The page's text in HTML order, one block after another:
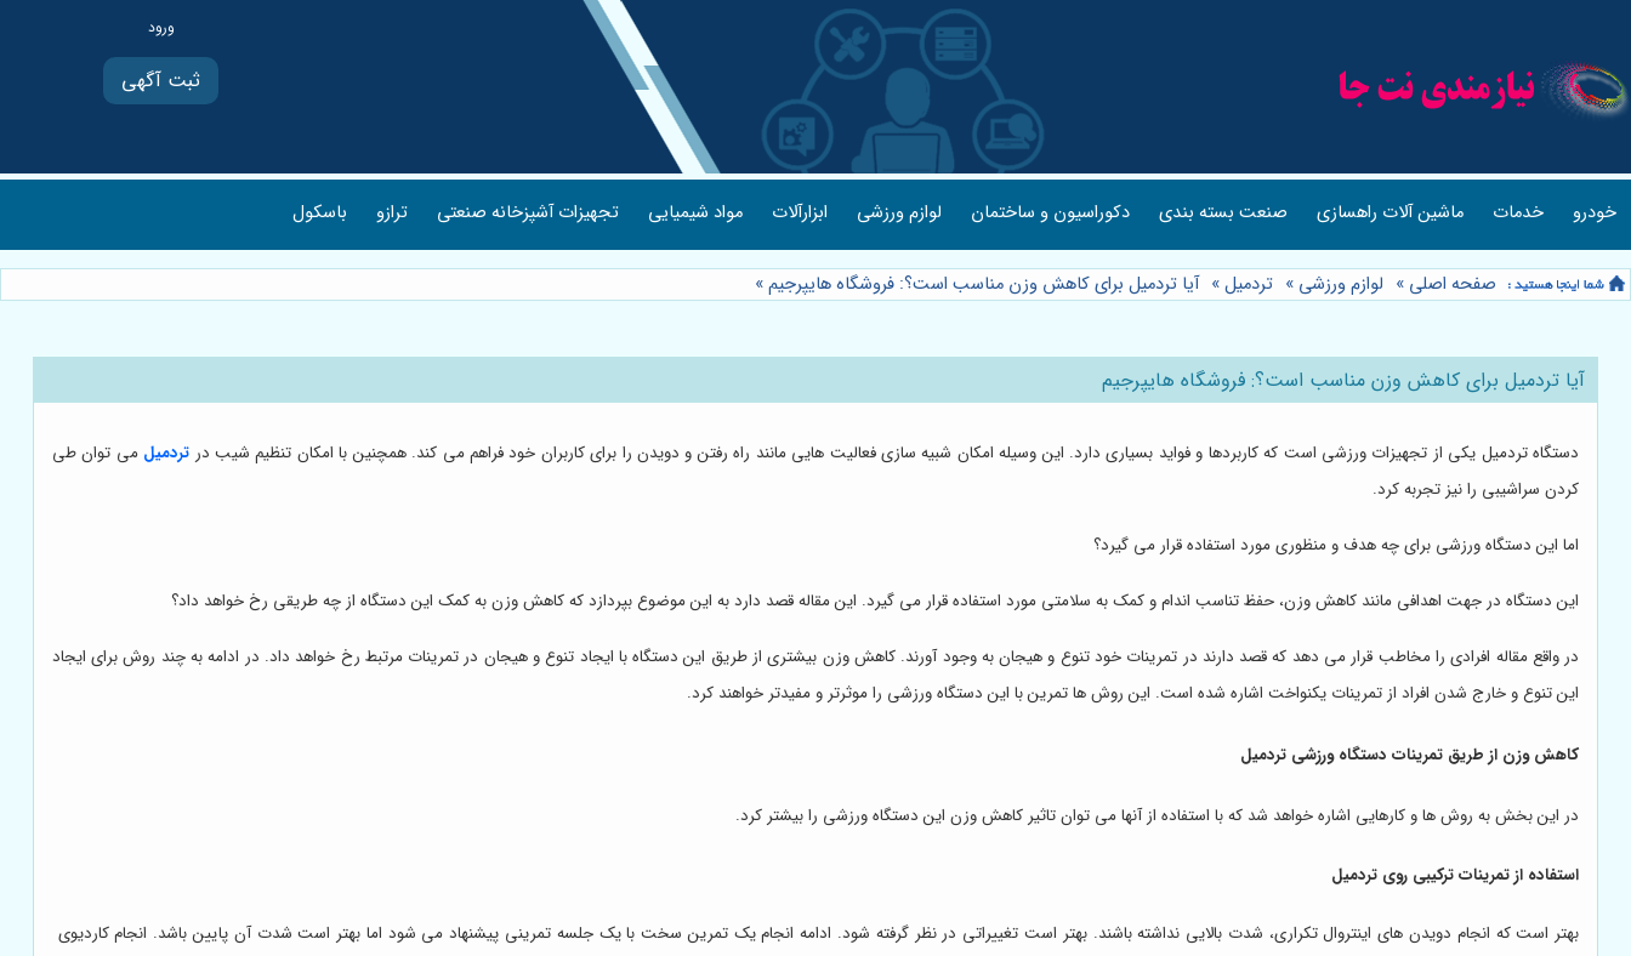
ثبت آگهی
خودرو خدمات ماشین آلات راهسازی صنعت بسته بندی دکوراسیون و ساختمان لوازم ورزشی ابزارآلات مواد شیمیایی تجهیزات آشپزخانه صنعتی ترازو باسکول
صفحه اصلی » لوازم ورزشی » تردمیل» آیا تردمیل برای کاهش وزن مناسب است؟: فروشگاه هایپرجیم»
آیا تردمیل برای کاهش وزن مناسب است؟: فروشگاه هایپرجیم
دستگاه تردمیل یکی از تجهیزات ورزشی است که کاربردها و فواید بسیاری دارد. این وسیله امکان شبیه سازی فعالیت هایی مانند راه رفتن و دویدن را برای کاربران خود فراهم می کند. همچنین با امکان تنظیم شیب در تردمیل می توان طی
کردن سراشیبی را نیز تجربه کرد.
اما این دستگاه ورزشی برای چه هدف و منظوری مورد استفاده قرار می گیرد؟
این دستگاه در جهت اهدافی مانند کاهش وزن، حفظ تناسب اندام و کمک به سلامتی مورد استفاده قرار می گیرد. این مقاله قصد دارد به این موضوع بپردازد که کاهش وزن به کمک این دستگاه از چه طریقی رخ خواهد داد؟
در واقع مقاله افرادی را مخاطب قرار می دهد که قصد دارند در تمرینات خود تنوع و هیجان به وجود آورند. کاهش وزن بیشتری از طریق این دستگاه با ایجاد تنوع و هیجان در تمرینات مرتبط رخ خواهد داد. در ادامه به چند روش برای ایجاد
این تنوع و خارج شدن افراد از تمرینات یکنواخت اشاره شده است. این روش ها تمرین با این دستگاه ورزشی را موثرتر و مفیدتر خواهند کرد.
کاهش وزن از طریق تمرینات دستگاه ورزشی تردمیل
در این بخش به روش ها و کارهایی اشاره خواهد شد که با استفاده از آنها می توان تاثیر کاهش وزن این دستگاه ورزشی را بیشتر کرد.
استفاده از تمرینات ترکیبی روی تردمیل
بهتر است که انجام دویدن های اینتروال تکراری، شدت بالایی نداشته باشند. بهتر است تغییراتی در نظر گرفته شود. ادامه انجام یک تمرین سخت با یک جلسه تمرینی پیشنهاد می شود اما بهتر است شدت آن پایین باشد. انجام کاردیوی